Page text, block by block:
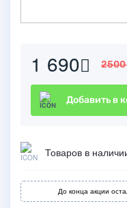
1 690 2500
Добавить в
Товаров в
До конца акции